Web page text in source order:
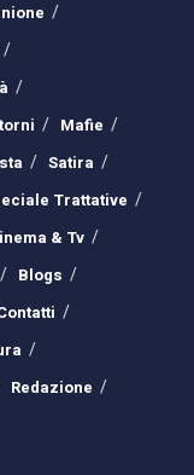
Mafie
Satira
Trattative
& Tv
Blogs
Redazione